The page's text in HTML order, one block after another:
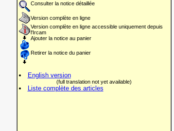
Consulter la notice détaillée
Version complète en ligne
Version complète en ligne accessible uniquement depuis
l'Ircam
Ajouter la notice au panier
Retirer la notice du panier
English version
(full translation not yet available)
Liste complète des articles